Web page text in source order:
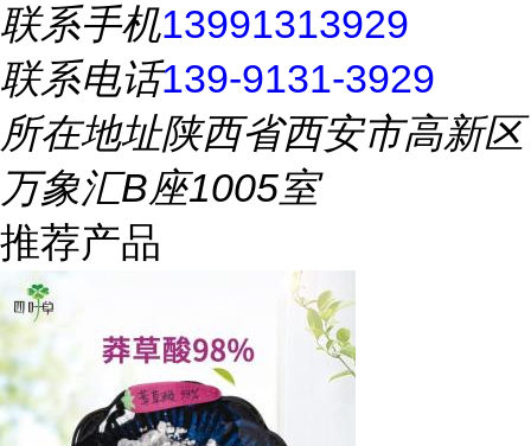
联系手机13991313929
联系电话139-9131-3929
所在地址陕西省西安市高新区
万象汇B座1005室
推荐产品